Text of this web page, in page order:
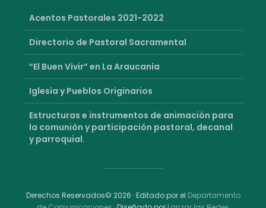
Acentos Pastorales 2021-2022
Directorio de Pastoral Sacramental
“El Buen Vivir” en La Araucanía
Iglesia y Pueblos Originarios
Estructuras e instrumentos de animación para
la comunión y participación pastoral, decanal
y parroquial.
Derechos Reservados© 2026 · Editado por el Departamento